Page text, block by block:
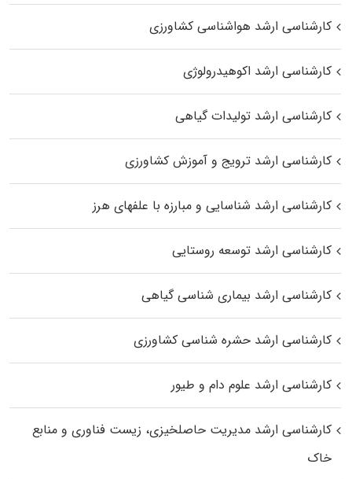
کارشناسی ارشد هواشناسی کشاورزی
کارشناسی ارشد اکوهیدرولوژی
کارشناسی ارشد تولیدات گیاهی
کارشناسی ارشد ترویج و آموزش کشاورزی
کارشناسی ارشد شناسایی و مبارزه با علفهای هرز
کارشناسی ارشد توسعه روستایی
کارشناسی ارشد بیماری‌ شناسی گیاهی
کارشناسی ارشد حشره‌ شناسی کشاورزی
کارشناسی ارشد علوم دام و طیور
کارشناسی ارشد مدیریت حاصلخیزی، زیست فناوری و منابع
خاک